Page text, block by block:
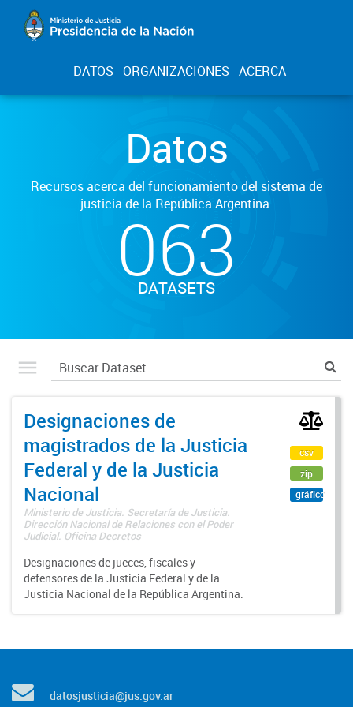
DATOS ORGANIZACIONES ACERCA
Datos
Recursos acerca del funcionamiento del sistema de
justicia de la República Argentina.
063
DATASETS
Designaciones de
magistrados de la Justicia
Federal y de la Justicia
Nacional
Ministerio de Justicia. Secretaría de Justicia.
Dirección Nacional de Relaciones con el Poder
Judicial. Oficina Decretos
Designaciones de jueces, fiscales y
defensores de la Justicia Federal y de la
Justicia Nacional de la República Argentina.
csv
zip
gráfico
datosjusticia@jus.gov.ar